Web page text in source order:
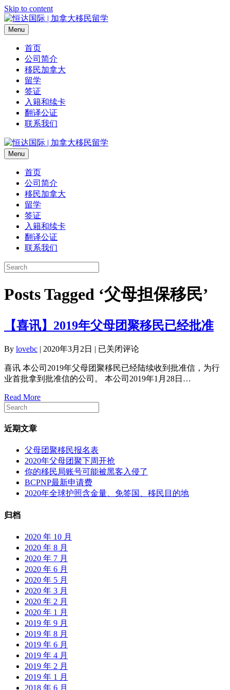
Skip to content
Menu
首页
公司简介
移民加拿大
留学
签证
入籍和续卡
翻译公证
联系我们
Menu
首页
公司简介
移民加拿大
留学
签证
入籍和续卡
翻译公证
联系我们
Posts Tagged ‘父母担保移民’
【喜讯】2019年父母团聚移民已经批准
By lovebc | 2020年3月2日 | 【喜
2019
年
母
团
已
经
批
已关闭评论
喜讯 本公司2019年父母团聚移民已经陆续收到批准信，为行
业首批拿到批准信的公司。 本公司2019年1月28日…
Read More
近期文章
父母团聚移民报名表
2020年父母团聚下周开抢
你的移民局账号可能被黑客入侵了
BCPNP最新申请费
2020年全球护照含金量、免签国、移民目的地
归档
2020 年 10 月
2020 年 8 月
2020 年 7 月
2020 年 6 月
2020 年 5 月
2020 年 3 月
2020 年 2 月
2020 年 1 月
2019 年 9 月
2019 年 8 月
2019 年 6 月
2019 年 4 月
2019 年 2 月
2019 年 1 月
2018 年 6 月